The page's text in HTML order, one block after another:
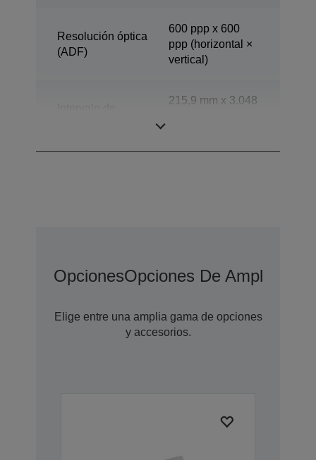
Resolución óptica
(ADF)
600 ppp x 600
ppp (horizontal ×
vertical)
215,9 mm x 3.048
OpcionesOpciones De Ampliación
Elige entre una amplia gama de opciones
y accesorios.